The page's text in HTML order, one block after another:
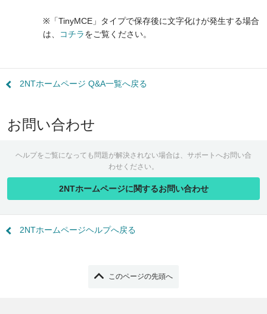
※「TinyMCE」タイプで保存後に文字化けが発生する場合
は、
コチラをご覧ください。
2NTホームページ Q&A一覧へ戻る
お問い合わせ
ヘルプをご覧になっても問題が解決されない場合は、サポートへお問い合
わせください。
2NTホームページに関するお問い合わせ
2NTホームページヘルプへ戻る
このページの先頭へ